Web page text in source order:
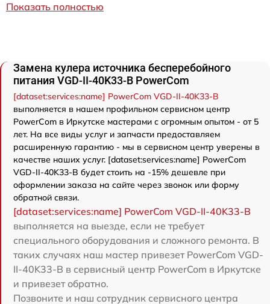
Показать полностью
Замена кулера источника бесперебойного
питания VGD-II-40K33-B PowerCom
[dataset:services:name] PowerCom VGD-II-40K33-B
выполняется в нашем профильном сервисном центр
PowerCom в Иркутске мастерами с огромным опытом - от 5
лет. На все виды услуг и запчасти предоставляем
расширенную гарантию - мы в сервисном центр уверены в
качестве наших услуг. [dataset:services:name] PowerCom
VGD-II-40K33-B будет стоить на -15% дешевле при
оформлении заказа на сайте через звонок или форму
обратной связи.
[dataset:services:name] PowerCom VGD-II-40K33-B
выполняется на выезде, если не требует
специального оборудования и сложного ремонта. В
таких случаях наш мастер привезет PowerCom VGD-
II-40K33-B в сервисный центр PowerCom в Иркутске
и привезет обратно.
Позвоните и наш сотрудник сервисного центра